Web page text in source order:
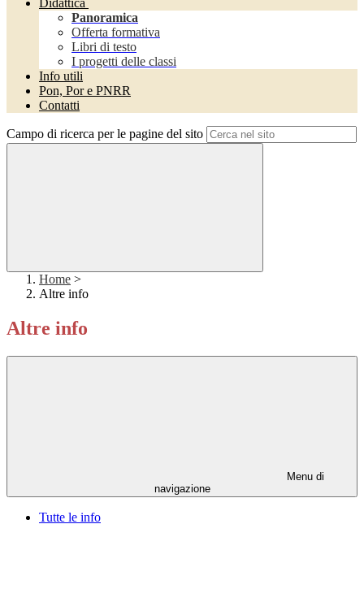
Didattica
Panoramica
Offerta formativa
Libri di testo
I progetti delle classi
Info utili
Pon, Por e PNRR
Contatti
Campo di ricerca per le pagine del sito
Home >
Altre info
Altre info
Menu di
navigazione
Tutte le info